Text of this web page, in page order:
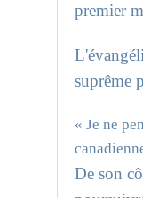
premier
suprême
« Je ne
De son